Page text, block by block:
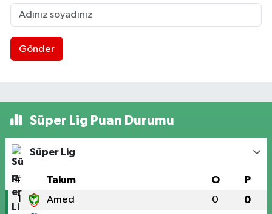
Gönder
Süper Lig Puan Durumu
Süper Lig
# Takım O P
1 Amed 0 0